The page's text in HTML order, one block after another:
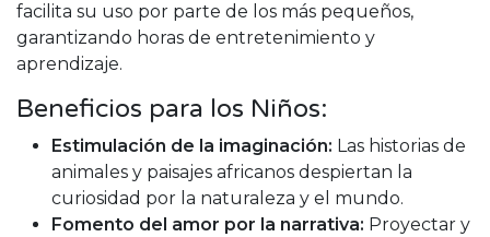
facilita su uso por parte de los más pequeños,
garantizando horas de entretenimiento y
aprendizaje.
Beneficios para los Niños:
Estimulación de la imaginación: Las historias de
animales y paisajes africanos despiertan la
curiosidad por la naturaleza y el mundo.
Fomento del amor por la narrativa: Proyectar y